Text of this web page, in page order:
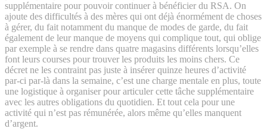
supplémentaire pour pouvoir continuer à bénéficier du RSA. On
ajoute des difficultés à des mères qui ont déjà énormément de choses
à gérer, du fait notamment du manque de modes de garde, du fait
également de leur manque de moyens qui complique tout, qui oblige
par exemple à se rendre dans quatre magasins différents lorsqu’elles
font leurs courses pour trouver les produits les moins chers. Ce
décret ne les contraint pas juste à insérer quinze heures d’activité
par-ci par-là dans la semaine, c’est une charge mentale en plus, toute
une logistique à organiser pour articuler cette tâche supplémentaire
avec les autres obligations du quotidien. Et tout cela pour une
activité qui n’est pas rémunérée, alors même qu’elles manquent
d’argent.